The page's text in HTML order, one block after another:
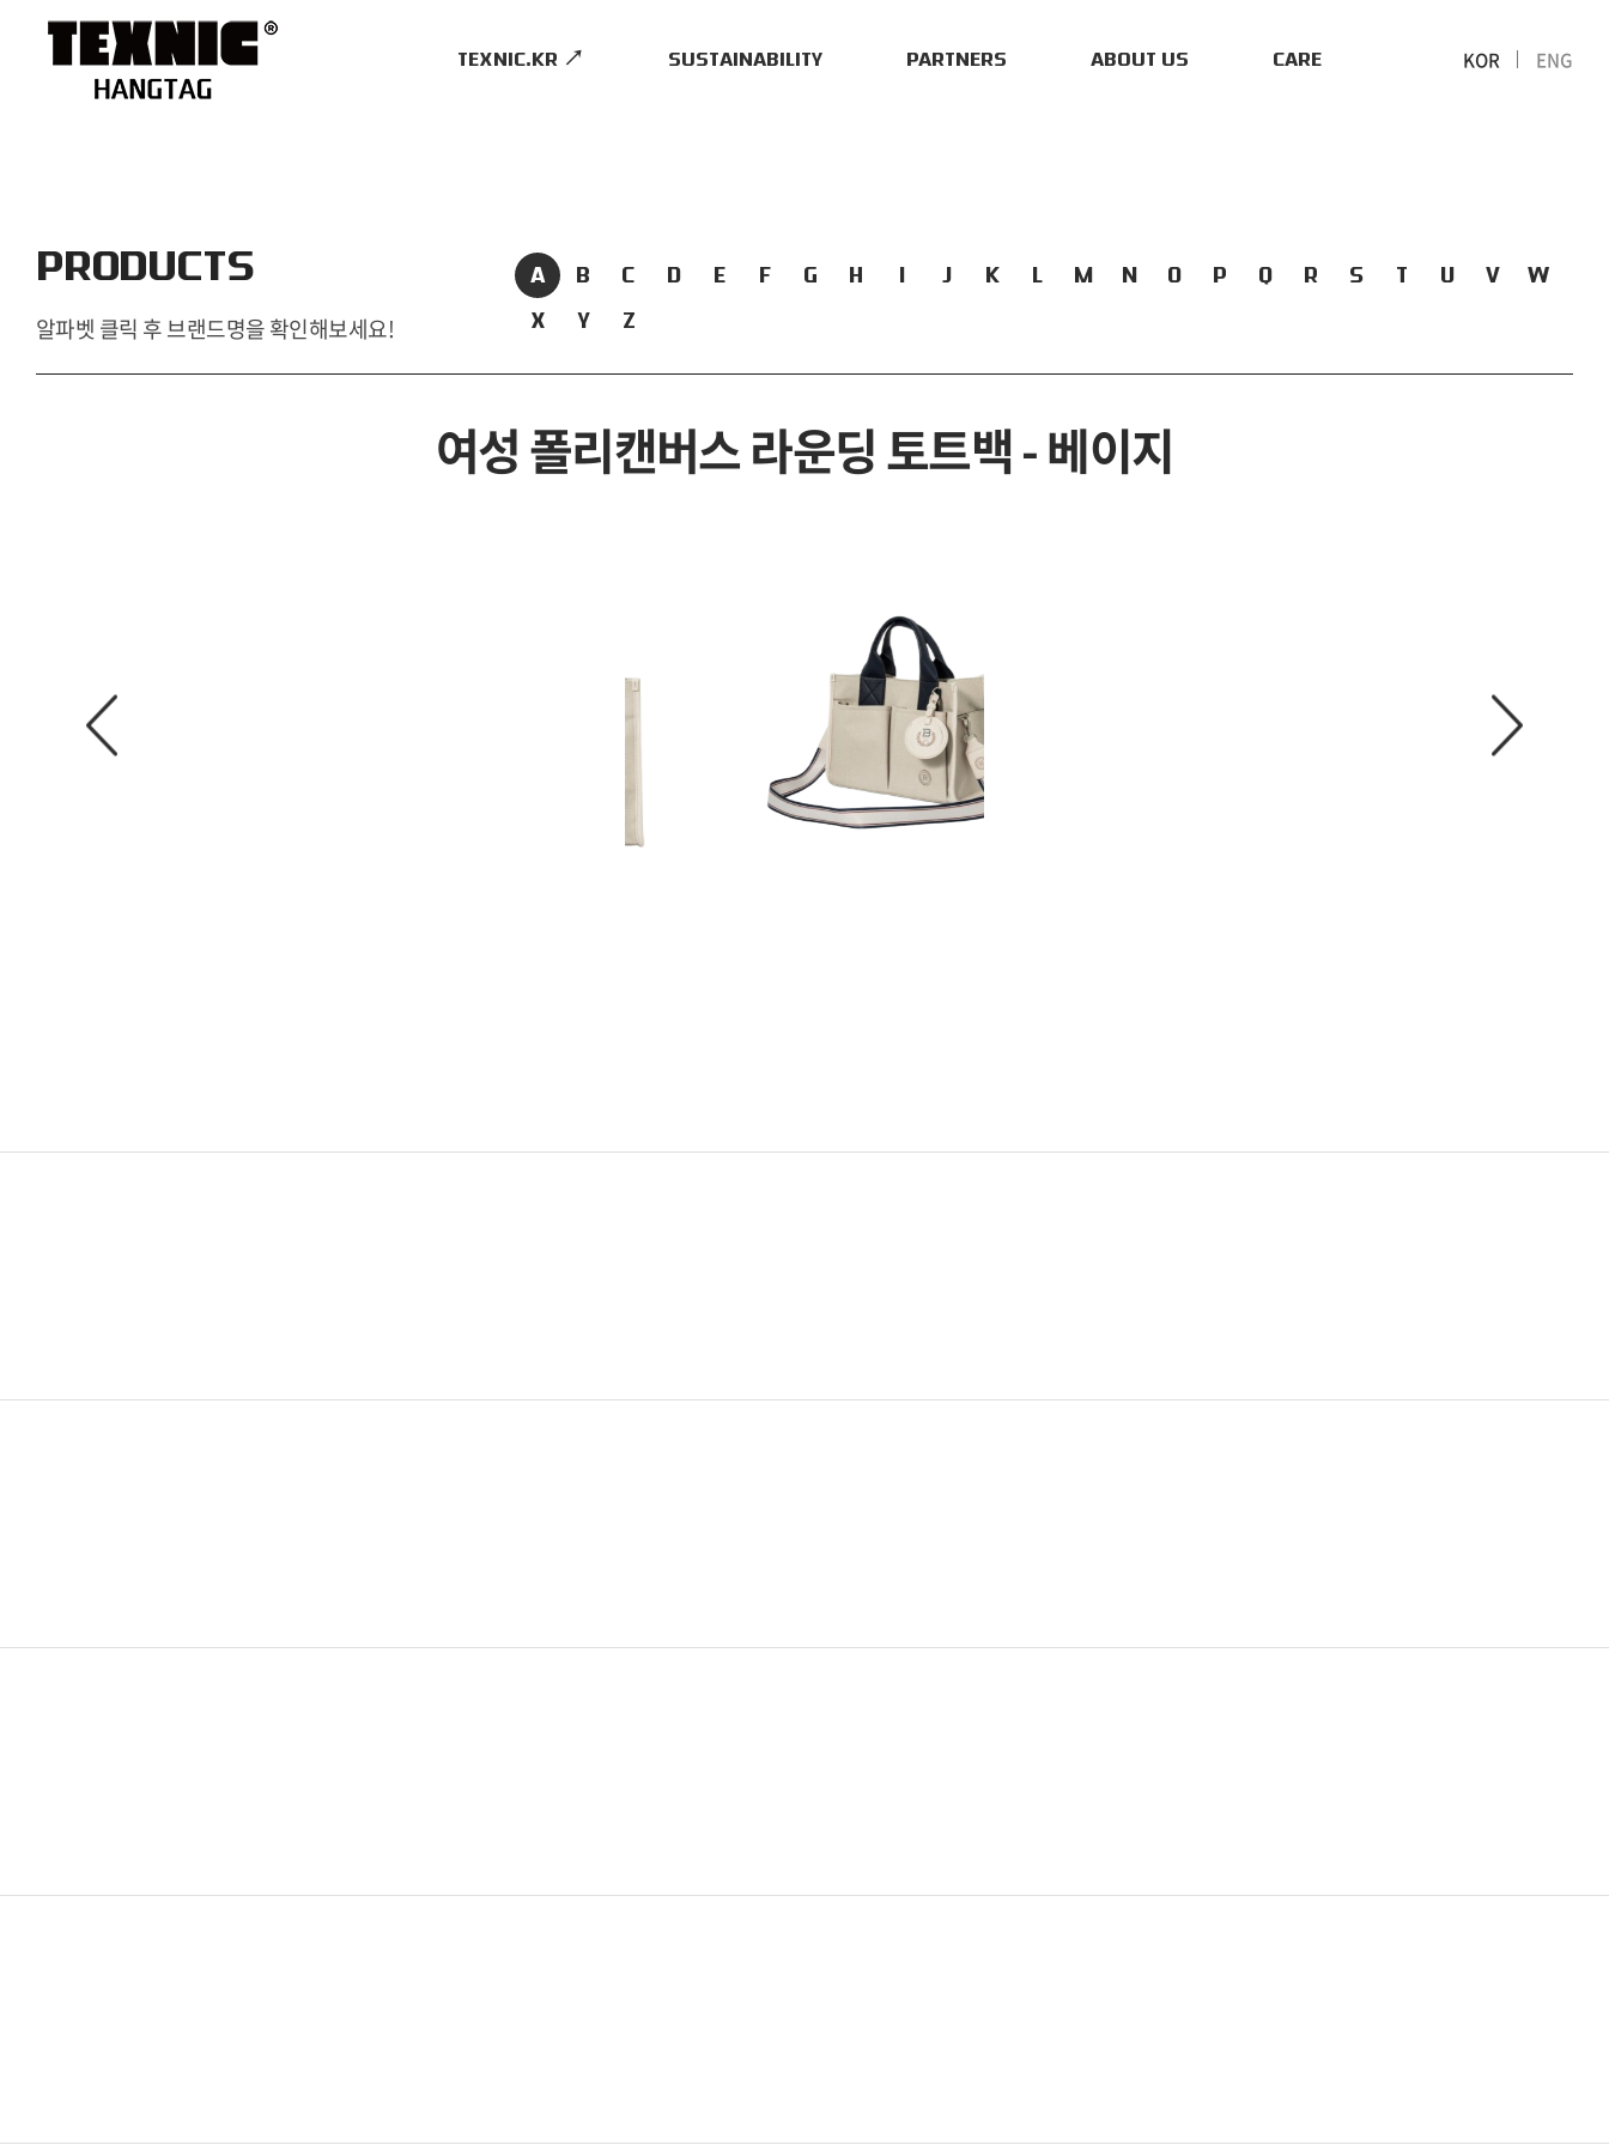
TEXNIC.KR ↗ SUSTAINABILITY PARTNERS ABOUT US CARE KOR ENG
PRODUCTS
알파벳 클릭 후 브랜드명을 확인해보세요!
A B C D E F G H J K L M N O P Q R S T U V
W
X
Y Z
여성 폴리캔버스 라운딩 토트백 - 베이지